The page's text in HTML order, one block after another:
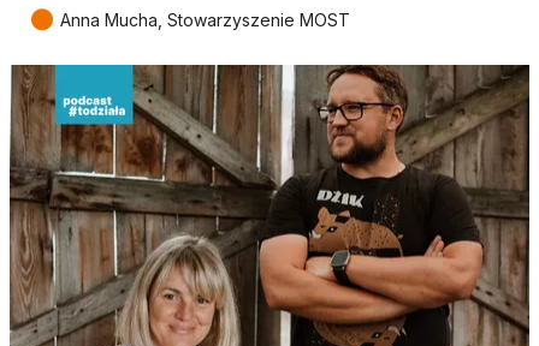
● Anna Mucha, Stowarzyszenie MOST